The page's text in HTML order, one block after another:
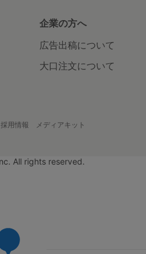
企業の方へ
広告出稿について
大口注文について
採用情報 メディアキット
All rights reserved.